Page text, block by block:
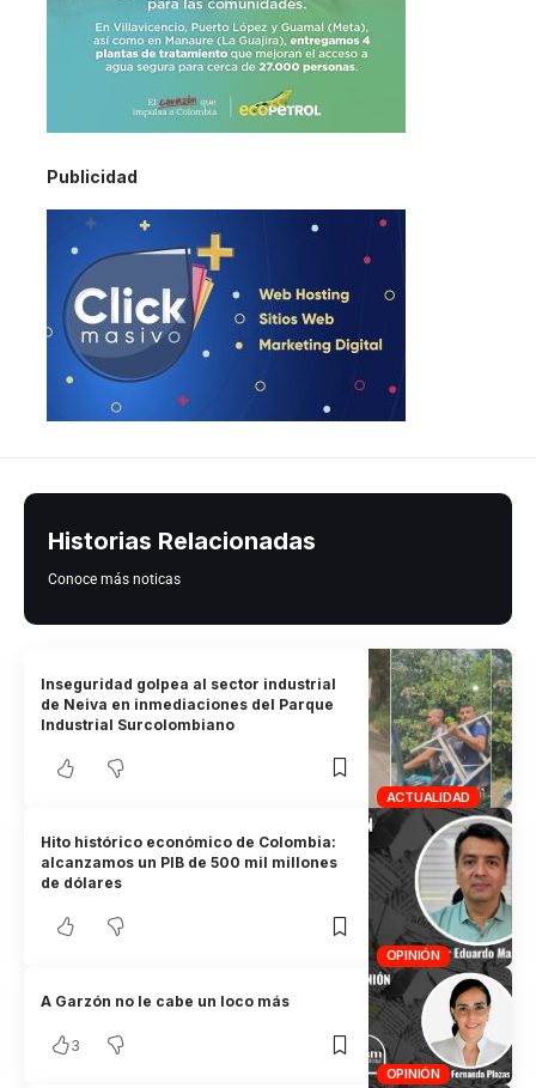
Publicidad
Historias Relacionadas
Conoce más noticas
ACTUALIDAD
Inseguridad golpea al sector industrial
de Neiva en inmediaciones del Parque
Industrial Surcolombiano
OPINIÓN
Hito histórico económico de Colombia:
alcanzamos un PIB de 500 mil millones
de dólares
OPINIÓN
A Garzón no le cabe un loco más
3